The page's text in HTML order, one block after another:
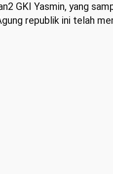
GKI Yasmin, yang
republik ini telah